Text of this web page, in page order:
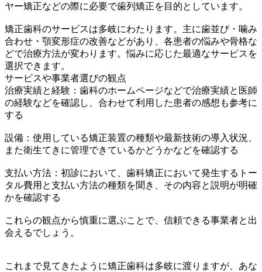
ヤー矯正などの際に必要で歯列矯正を目的としています。
矯正歯科のサービスは多岐にわたります。主に歯並び・噛み
合わせ・顎変形症の改善などがあり、各患者の悩みや骨格な
どで治療方法が変わります。悩みに応じた最適なサービスを
選択できます。
サービスや事業者選びの観点
治療実績と経験：歯科のホームページなどで治療実績と医師
の経験などを確認し、合わせて利用した患者の感想も参考に
する
設備：使用している矯正装置の種類や最新技術の導入状況、
また衛生てきに管理できているかどうかなどを確認する
支払い方法：初診において、歯科矯正において発生するトー
タル費用と支払い方法の種類を聞き、その内容と説明が明確
かを確認する
これらの観点から慎重に選ぶことで、信頼できる事業者と出
会えるでしょう。
これまで見てきたように矯正歯科は多岐に渡りますが、あな